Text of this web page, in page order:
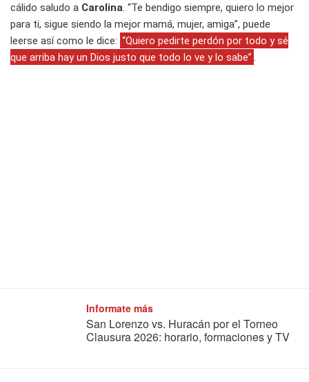
cálido saludo a Carolina . “Te bendigo siempre, quiero lo mejor
para ti, sigue siendo la mejor mamá, mujer, amiga”, puede
leerse así como le dice: “Quiero pedirte perdón por todo y sé
que arriba hay un Dios justo que todo lo ve y lo sabe”
Informate más
San Lorenzo vs. Huracán por el Torneo
Clausura 2026: horario, formaciones y TV